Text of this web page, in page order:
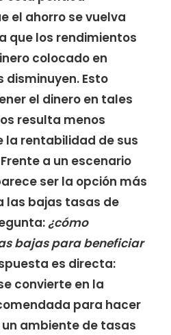
el ahorro se vuelva
que los rendimientos
colocado en
disminuyen. Esto
el dinero en tales
resulta menos
la rentabilidad de sus
a un escenario
ser la opción más
las bajas tasas de
¿cómo
bajas para beneficiar
es directa:
convierte en la
para hacer
ambiente de tasas